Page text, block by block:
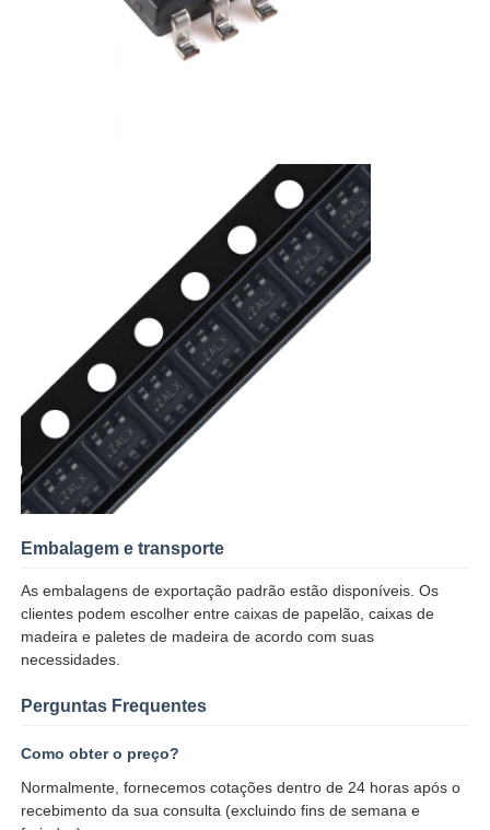
Circuitos integrados de RF
Módulo de Radiofrequência
Módulo de alimentação
Relé de circuito integrado
Conector
Chip de gerenciamento de energia
Embalagem e transporte
As embalagens de exportação padrão estão disponíveis. Os
clientes podem escolher entre caixas de papelão, caixas de
madeira e paletes de madeira de acordo com suas
necessidades.
Perguntas Frequentes
Como obter o preço?
Normalmente, fornecemos cotações dentro de 24 horas após o
recebimento da sua consulta (excluindo fins de semana e